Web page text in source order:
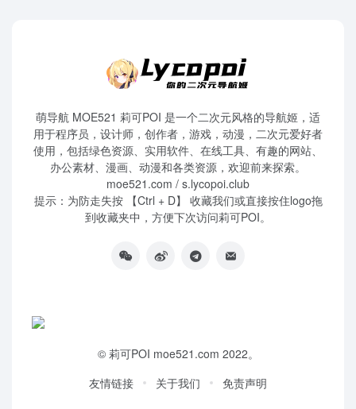
萌导航 MOE521 莉可POI 是一个二次元风格的导航姬，适
用于程序员，设计师，创作者，游戏，动漫，二次元爱好者
使用，包括绿色资源、实用软件、在线工具、有趣的网站、
办公素材、漫画、动漫和各类资源，欢迎前来探索。
moe521.com / s.lycopoi.club
提示：为防走失按 【Ctrl + D】 收藏我们或直接按住logo拖
到收藏夹中，方便下次访问莉可POI。
© 莉可POI moe521.com 2022。
友情链接
关于我们 免责声明